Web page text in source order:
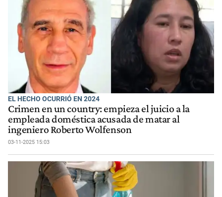
EL HECHO OCURRIÓ EN 2024
Crimen en un country: empieza el juicio a la
empleada doméstica acusada de matar al
ingeniero Roberto Wolfenson
03-11-2025 15:03